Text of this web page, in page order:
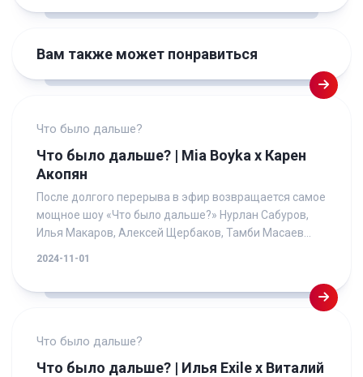
Вам также может понравиться
Что было дальше?
Что было дальше? | Mia Boyka х Карен
Акопян
После долгого перерыва в эфир возвращается самое
мощное шоу «Что было дальше?» Нурлан Сабуров,
Илья Макаров, Алексей Щербаков, Тамби Масаев...
2024-11-01
Что было дальше?
Что было дальше? | Илья Exile x Виталий